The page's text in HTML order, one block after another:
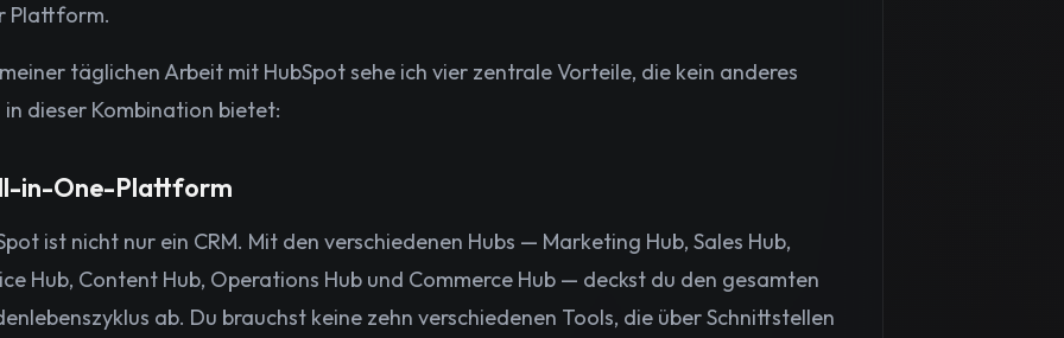
Plattform.
täglichen Arbeit mit HubSpot sehe ich vier zentrale Vorteile, die kein anderes
in dieser Kombination bietet:
in-One-Plattform
ist nicht nur ein CRM. Mit den verschiedenen Hubs — Marketing Hub, Sales Hub,
Hub, Content Hub, Operations Hub und Commerce Hub — deckst du den gesamten
ab. Du brauchst keine zehn verschiedenen Tools, die über Schnittstellen